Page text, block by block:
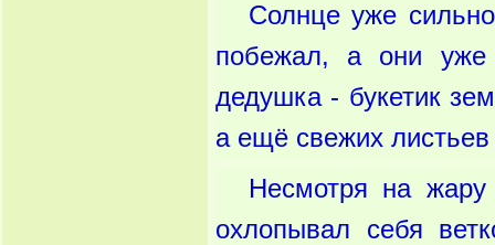
Солнце уже
побежал, а они уже
дедушка - букетик
а ещё свежих
Несмотря на
охлопывал себя